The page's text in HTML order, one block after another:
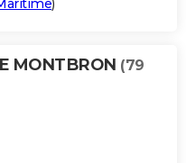
)
MONTBRON (79